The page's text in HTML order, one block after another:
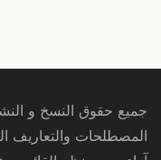
جميع حقوق النسخ و النشر
المصطلحات والتعاريف